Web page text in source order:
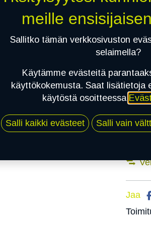
Mikäli
EI
Jaa
meille
Sallitko tämän verkkosivuston
selaimella?
Käytämme evästeitä
käyttökokemusta. Saat lisätietoja
käytöstä osoitteessa
Salli kaikki evästeet Salli vain